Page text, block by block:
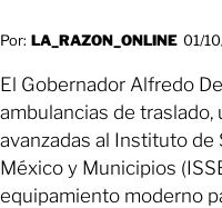
Por: LA_RAZON_ONLINE 01/
El Gobernador Alfredo
ambulancias de
avanzadas al Instituto de
México y Municipios
equipamiento moderno